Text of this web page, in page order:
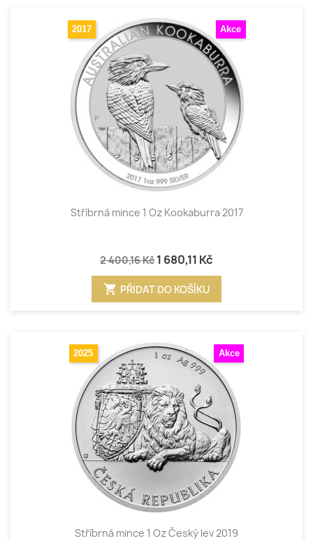
Akce
2017
Stříbrná mince 1 Oz Kookaburra 2017
2 400,16 Kč 1 680,11 Kč
shopping_cart PŘIDAT DO KOŠÍKU
Akce
2025
Stříbrná mince 1 Oz Český lev 2019